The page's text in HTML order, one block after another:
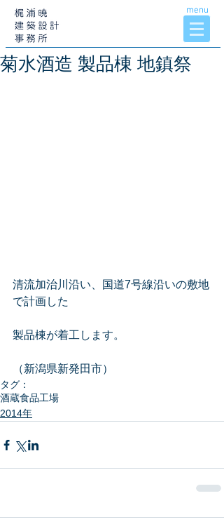
menu
菊水酒造 製品棟 地鎮祭
清流加治川沿い、国道7号線沿いの敷地
で計画した
製品棟が着工します。
（新潟県新発田市）
タグ：
酒蔵食品工場
2014年